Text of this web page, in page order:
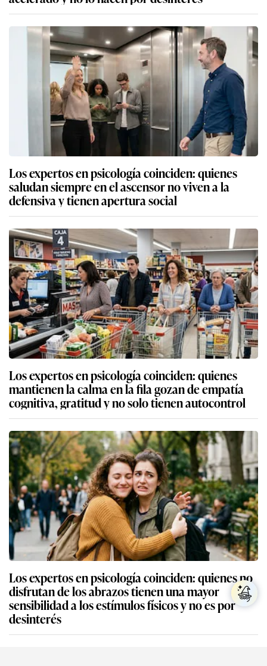
Los expertos en psicología coinciden: quienes
saludan siempre en el ascensor no viven a la
defensiva y tienen apertura social
Los expertos en psicología coinciden: quienes
mantienen la calma en la fila gozan de empatía
cognitiva, gratitud y no solo tienen autocontrol
Los expertos en psicología coinciden: quienes no
disfrutan de los abrazos tienen una mayor
sensibilidad a los estímulos físicos y no es por
desinterés